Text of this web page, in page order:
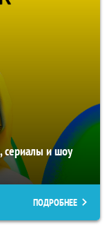
сериалы и шоу
ПОДРОБНЕЕ